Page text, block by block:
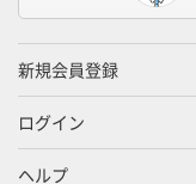
新規会員登録
ログイン
ヘルプ